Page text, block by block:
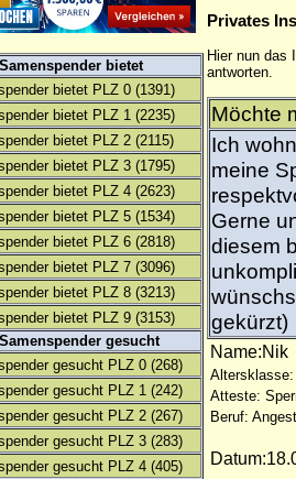
bietet
bietet PLZ 0 (1391)
bietet PLZ 1 (2235)
bietet PLZ 2 (2115)
bietet PLZ 3 (1795)
bietet PLZ 4 (2623)
bietet PLZ 5 (1534)
bietet PLZ 6 (2818)
bietet PLZ 7 (3096)
bietet PLZ 8 (3213)
bietet PLZ 9 (3153)
gesucht
gesucht PLZ 0 (268)
gesucht PLZ 1 (242)
gesucht PLZ 2 (267)
gesucht PLZ 3 (283)
gesucht PLZ 4 (405)
Privates
Hier nun das
antworten.
Möchte
Ich
meine
Gerne
diesem
gekürzt)
Name:Nik
Altersklasse:
Atteste:
Beruf: